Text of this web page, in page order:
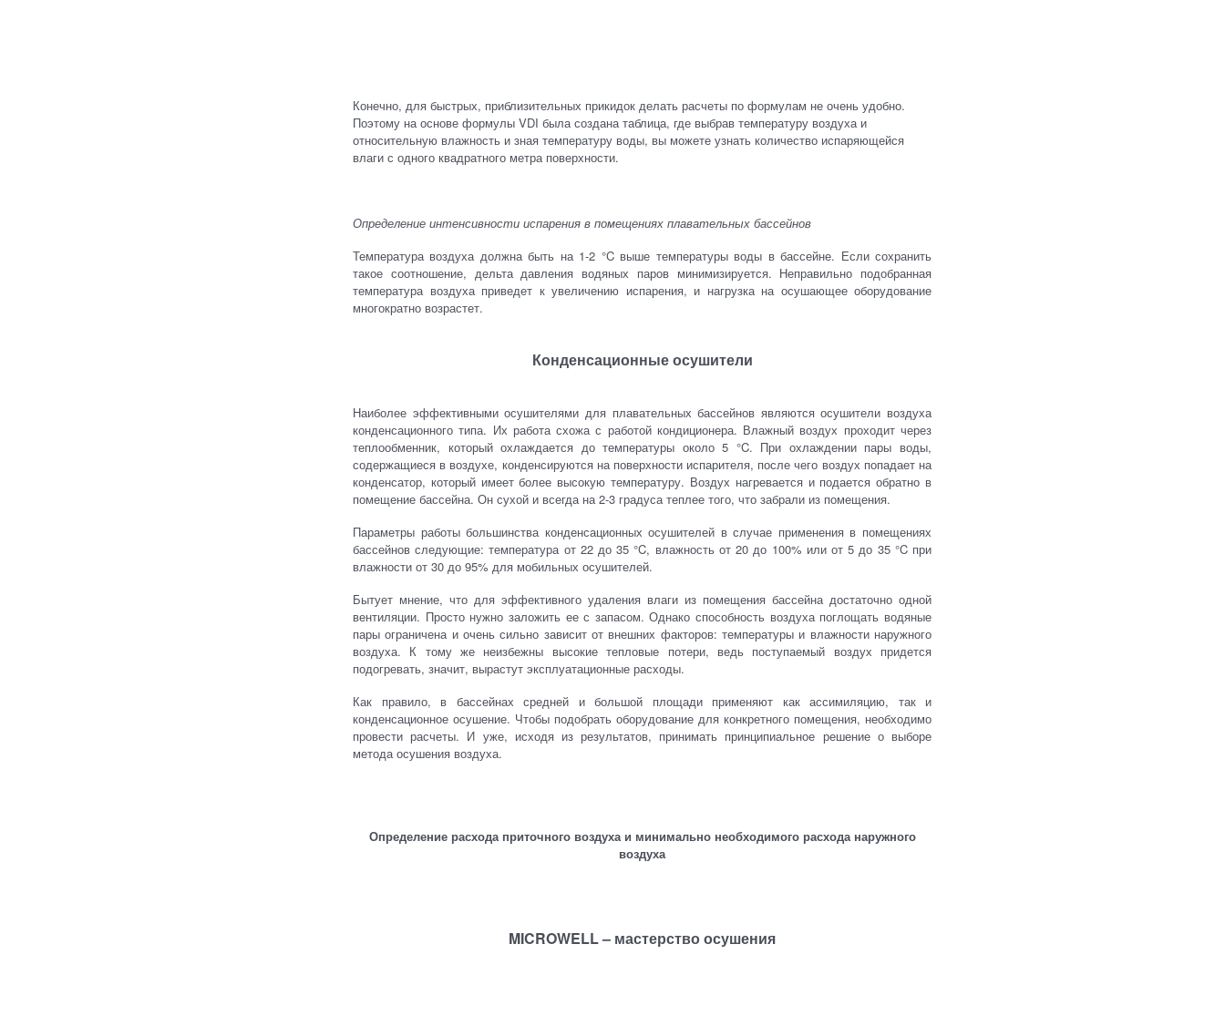
Конечно, для быстрых, приблизительных прикидок делать расчеты по формулам не очень удобно.
Поэтому на основе формулы VDI была создана таблица, где выбрав температуру воздуха и
относительную влажность и зная температуру воды, вы можете узнать количество испаряющейся
влаги с одного квадратного метра поверхности.
Определение интенсивности испарения в помещениях плавательных бассейнов
Температура воздуха должна быть на 1-2 °C выше температуры воды в бассейне. Если сохранить
такое соотношение, дельта давления водяных паров минимизируется. Неправильно подобранная
температура воздуха приведет к увеличению испарения, и нагрузка на осушающее оборудование
многократно возрастет.
Конденсационные осушители
Наиболее эффективными осушителями для плавательных бассейнов являются осушители воздуха
конденсационного типа. Их работа схожа с работой кондиционера. Влажный воздух проходит через
теплообменник, который охлаждается до температуры около 5 °C. При охлаждении пары воды,
содержащиеся в воздухе, конденсируются на поверхности испарителя, после чего воздух попадает на
конденсатор, который имеет более высокую температуру. Воздух нагревается и подается обратно в
помещение бассейна. Он сухой и всегда на 2-3 градуса теплее того, что забрали из помещения.
Параметры работы большинства конденсационных осушителей в случае применения в помещениях
бассейнов следующие: температура от 22 до 35 °C, влажность от 20 до 100% или от 5 до 35 °C при
влажности от 30 до 95% для мобильных осушителей.
Бытует мнение, что для эффективного удаления влаги из помещения бассейна достаточно одной
вентиляции. Просто нужно заложить ее с запасом. Однако способность воздуха поглощать водяные
пары ограничена и очень сильно зависит от внешних факторов: температуры и влажности наружного
воздуха. К тому же неизбежны высокие тепловые потери, ведь поступаемый воздух придется
подогревать, значит, вырастут эксплуатационные расходы.
Как правило, в бассейнах средней и большой площади применяют как ассимиляцию, так и
конденсационное осушение. Чтобы подобрать оборудование для конкретного помещения, необходимо
провести расчеты. И уже, исходя из результатов, принимать принципиальное решение о выборе
метода осушения воздуха.
Определение расхода приточного воздуха и минимально необходимого расхода наружного
воздуха
MICROWELL – мастерство осушения